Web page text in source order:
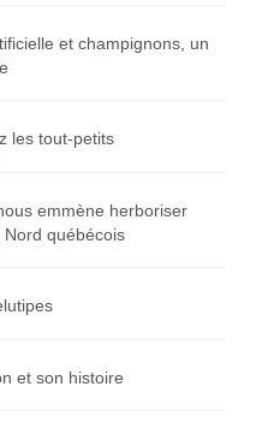
et champignons, un
les tout-petits
emmène herboriser
québécois
et son histoire